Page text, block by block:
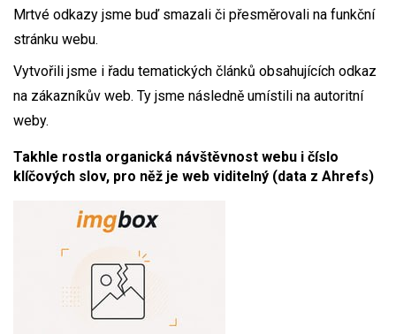
Mrtvé odkazy jsme buď smazali či přesměrovali na funkční
stránku webu.
Vytvořili jsme i řadu tematických článků obsahujících odkaz
na zákazníkův web. Ty jsme následně umístili na autoritní
weby.
Takhle rostla organická návštěvnost webu i číslo
klíčových slov, pro něž je web viditelný (data z Ahrefs)